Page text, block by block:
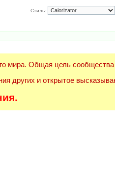
Стиль:
мира. Общая цель
других и открытое